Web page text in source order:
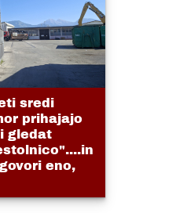
sredi
prihajajo
gledat
eno,